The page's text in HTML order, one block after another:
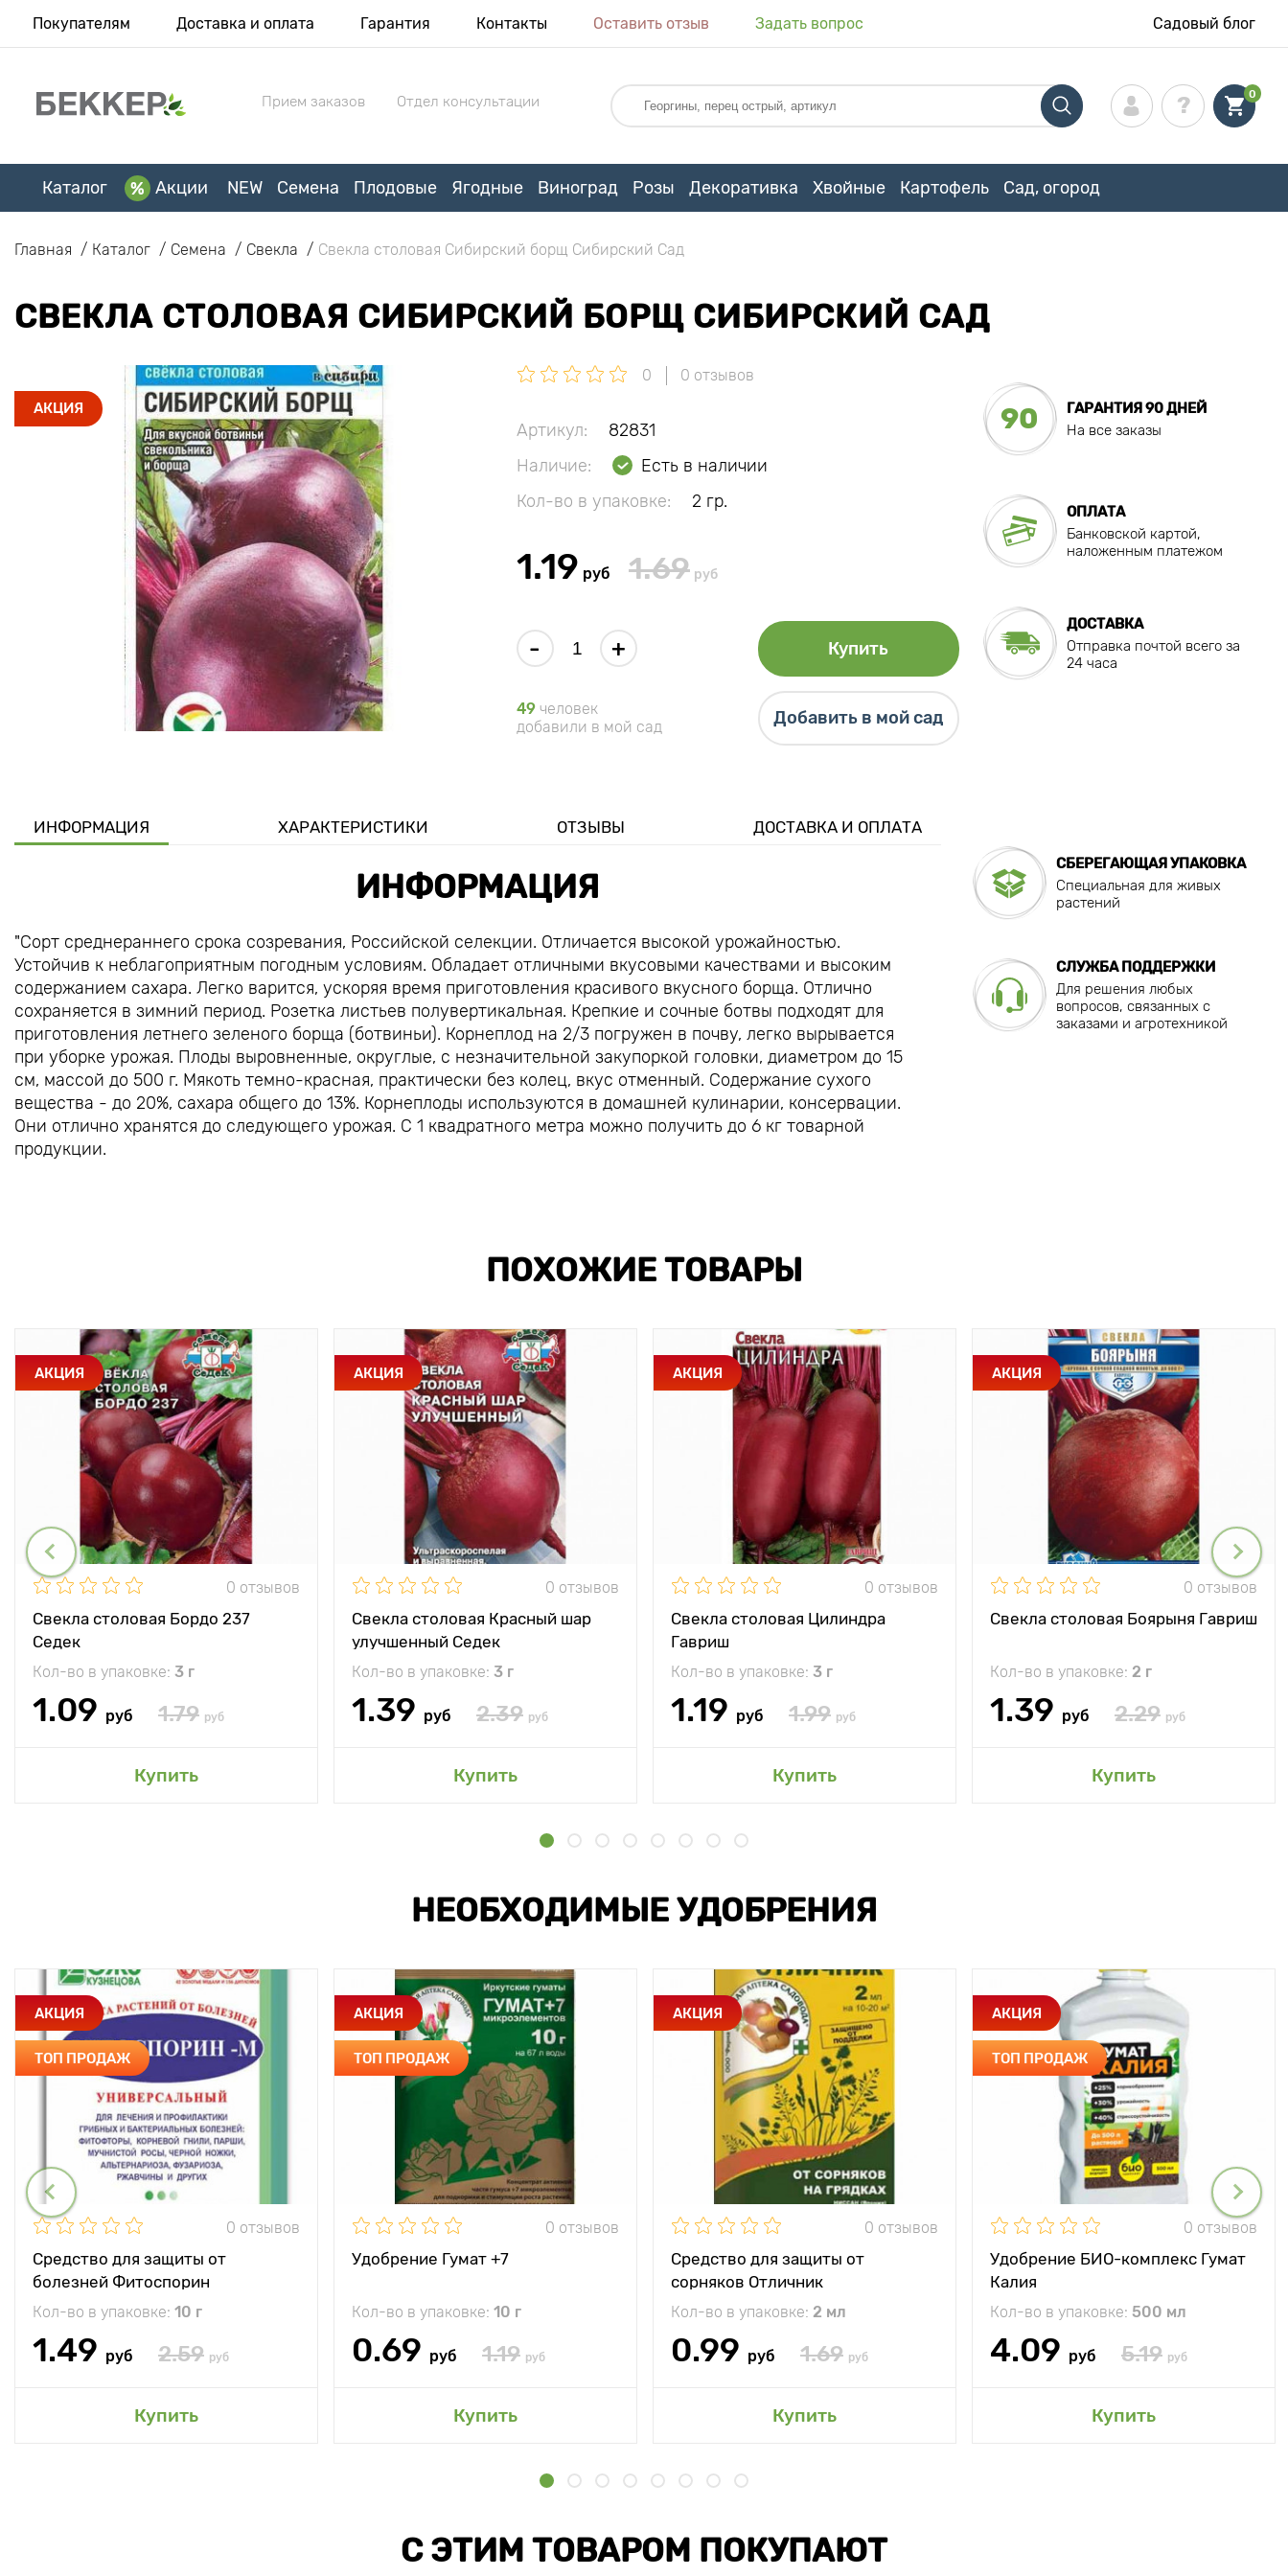
Покупателям Доставка и оплата Гарантия Контакты Оставить отзыв Задать вопрос Садовый блог
Прием заказов Отдел консультации 0
Каталог Акции NEW Семена Плодовые Ягодные Виноград Розы Декоративка Хвойные Картофель Сад, огород
Главная Каталог Семена Свекла Свекла столовая Сибирский борщ Сибирский Сад
СВЕКЛА СТОЛОВАЯ СИБИРСКИЙ БОРЩ СИБИРСКИЙ САД
АКЦИЯ
0 0 отзывов
Артикул:
82831
Наличие:
Есть в наличии
Кол-во в упаковке:
2 гр.
1.19 руб 1.69 руб
- + Купить
49 человек
добавили в мой сад
Добавить в мой сад
90
ГАРАНТИЯ 90 ДНЕЙ
На все заказы
ОПЛАТА
Банковской картой,
наложенным платежом
ДОСТАВКА
Отправка почтой всего за
24 часа
ИНФОРМАЦИЯ ХАРАКТЕРИСТИКИ ОТЗЫВЫ ДОСТАВКА И ОПЛАТА
ИНФОРМАЦИЯ
"Сорт среднераннего срока созревания, Российской селекции. Отличается высокой урожайностью.
Устойчив к неблагоприятным погодным условиям. Обладает отличными вкусовыми качествами и высоким
содержанием сахара. Легко варится, ускоряя время приготовления красивого вкусного борща. Отлично
сохраняется в зимний период. Розетка листьев полувертикальная. Крепкие и сочные ботвы подходят для
приготовления летнего зеленого борща (ботвиньи). Корнеплод на 2/3 погружен в почву, легко вырывается
при уборке урожая. Плоды выровненные, округлые, с незначительной закупоркой головки, диаметром до 15
см, массой до 500 г. Мякоть темно-красная, практически без колец, вкус отменный. Содержание сухого
вещества - до 20%, сахара общего до 13%. Корнеплоды используются в домашней кулинарии, консервации.
Они отлично хранятся до следующего урожая. С 1 квадратного метра можно получить до 6 кг товарной
продукции.
СБЕРЕГАЮЩАЯ УПАКОВКА
Специальная для живых
растений
СЛУЖБА ПОДДЕРЖКИ
Для решения любых
вопросов, связанных с
заказами и агротехникой
ПОХОЖИЕ ТОВАРЫ
АКЦИЯ
0 отзывов
Свекла столовая Бордо 237
Седек
Кол-во в упаковке: 3 г
1.09 руб 1.79 руб
Купить
АКЦИЯ
0 отзывов
Свекла столовая Красный шар
улучшенный Седек
Кол-во в упаковке: 3 г
1.39 руб 2.39 руб
Купить
АКЦИЯ
0 отзывов
Свекла столовая Цилиндра
Гавриш
Кол-во в упаковке: 3 г
1.19 руб 1.99 руб
Купить
АКЦИЯ
0 отзывов
Свекла столовая Боярыня Гавриш
Кол-во в упаковке: 2 г
1.39 руб 2.29 руб
Купить
НЕОБХОДИМЫЕ УДОБРЕНИЯ
АКЦИЯ
ТОП ПРОДАЖ
0 отзывов
Средство для защиты от
болезней Фитоспорин
Кол-во в упаковке: 10 г
1.49 руб 2.59 руб
Купить
АКЦИЯ
ТОП ПРОДАЖ
0 отзывов
Удобрение Гумат +7
Кол-во в упаковке: 10 г
0.69 руб 1.19 руб
Купить
АКЦИЯ
0 отзывов
Средство для защиты от
сорняков Отличник
Кол-во в упаковке: 2 мл
0.99 руб 1.69 руб
Купить
АКЦИЯ
ТОП ПРОДАЖ
0 отзывов
Удобрение БИО-комплекс Гумат
Калия
Кол-во в упаковке: 500 мл
4.09 руб 5.19 руб
Купить
С ЭТИМ ТОВАРОМ ПОКУПАЮТ